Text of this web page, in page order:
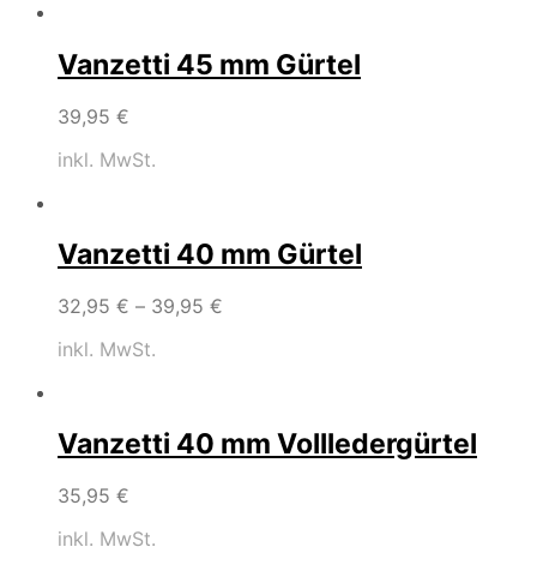
Vanzetti 45 mm Gürtel
39,95 €
inkl. MwSt.
Vanzetti 40 mm Gürtel
32,95 € – 39,95 €
inkl. MwSt.
Vanzetti 40 mm Vollledergürtel
35,95 €
inkl. MwSt.